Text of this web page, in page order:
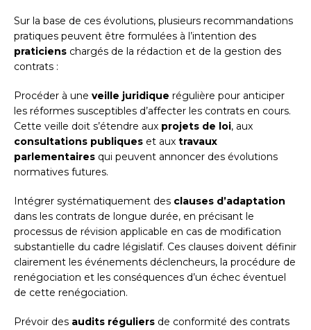
Sur la base de ces évolutions, plusieurs recommandations
pratiques peuvent être formulées à l’intention des
praticiens chargés de la rédaction et de la gestion des
contrats :
Procéder à une veille juridique régulière pour anticiper
les réformes susceptibles d’affecter les contrats en cours.
Cette veille doit s’étendre aux projets de loi, aux
consultations publiques et aux travaux
parlementaires qui peuvent annoncer des évolutions
normatives futures.
Intégrer systématiquement des clauses d’adaptation
dans les contrats de longue durée, en précisant le
processus de révision applicable en cas de modification
substantielle du cadre législatif. Ces clauses doivent définir
clairement les événements déclencheurs, la procédure de
renégociation et les conséquences d’un échec éventuel
de cette renégociation.
Prévoir des audits réguliers de conformité des contrats